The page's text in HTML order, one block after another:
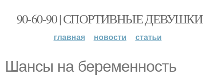
90-60-90 | СПОРТИВНЫЕ ДЕВУШКИ
главная новости статьи
Шансы на беременность